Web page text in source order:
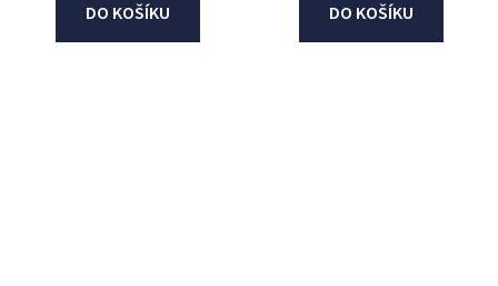
DO KOŠÍKU DO KOŠÍKU